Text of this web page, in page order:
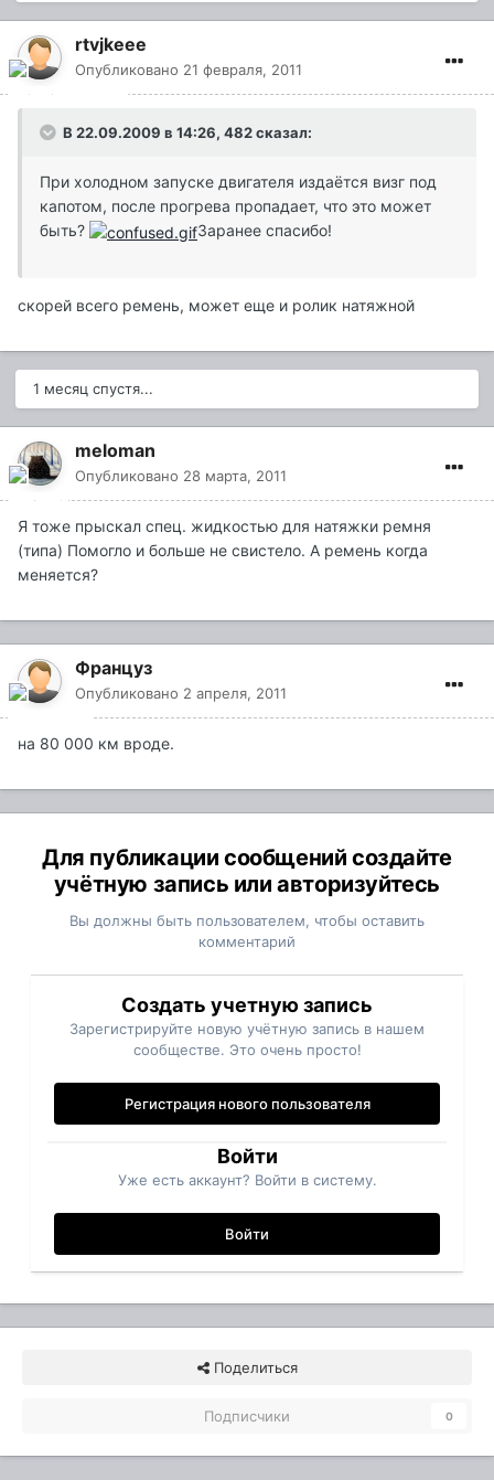
rtvjkeee
Опубликовано 21 февраля, 2011
В 22.09.2009 в 14:26, 482 сказал:
При холодном запуске двигателя издаётся визг под
капотом, после прогрева пропадает, что это может
быть?
Заранее спасибо!
скорей всего ремень, может еще и ролик натяжной
1 месяц спустя...
meloman
Опубликовано 28 марта, 2011
Я тоже прыскал спец. жидкостью для натяжки ремня
(типа) Помогло и больше не свистело. А ремень когда
меняется?
Француз
Опубликовано 2 апреля, 2011
на 80 000 км вроде.
Для публикации сообщений создайте
учётную запись или авторизуйтесь
Вы должны быть пользователем, чтобы оставить
комментарий
Создать учетную запись
Зарегистрируйте новую учётную запись в нашем
сообществе. Это очень просто!
Регистрация нового пользователя
Войти
Уже есть аккаунт? Войти в систему.
Войти
Поделиться
Подписчики 0